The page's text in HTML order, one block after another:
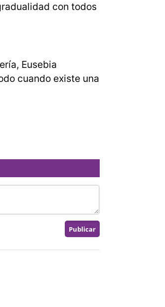
con todos
Eusebia
cuando existe una